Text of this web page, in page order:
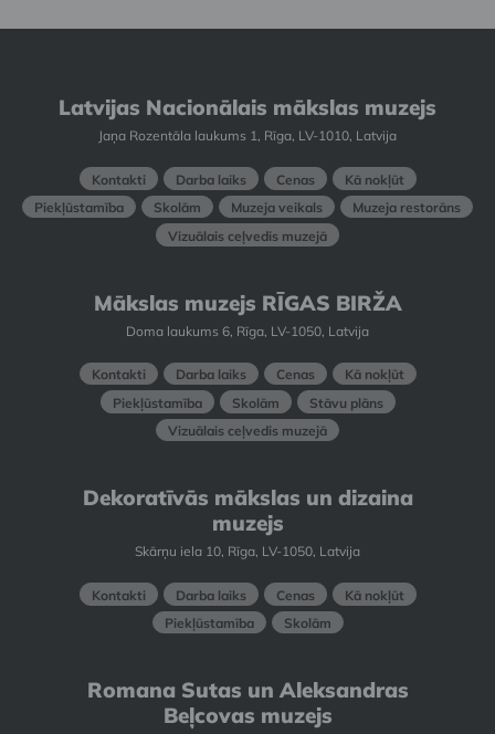
Latvijas Nacionālais mākslas muzejs
Jaņa Rozentāla laukums 1, Rīga, LV-1010, Latvija
Kontakti Darba laiks Cenas
Kā nokļūt
Piekļūstamība
Skolām Muzeja veikals
Muzeja restorāns
Vizuālais ceļvedis muzejā
Mākslas muzejs RĪGAS BIRŽA
Doma laukums 6, Rīga, LV-1050, Latvija
Kontakti Darba laiks Cenas
Kā nokļūt
Piekļūstamība
Skolām
Stāvu plāns
Vizuālais ceļvedis muzejā
Dekoratīvās mākslas un dizaina
muzejs
Skārņu iela 10, Rīga, LV-1050, Latvija
Kontakti Darba laiks Cenas
Kā nokļūt
Piekļūstamība
Skolām
Romana Sutas un Aleksandras
Beļcovas muzejs